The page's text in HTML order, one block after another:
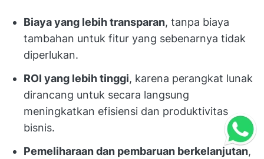
Biaya yang lebih transparan, tanpa biaya
tambahan untuk fitur yang sebenarnya tidak
diperlukan.
ROI yang lebih tinggi, karena perangkat lunak
dirancang untuk secara langsung
meningkatkan efisiensi dan produktivitas
bisnis.
Pemeliharaan dan pembaruan berkelanjutan,